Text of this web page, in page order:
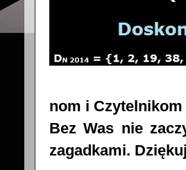
nom i
Bez Was nie
zagadkami.